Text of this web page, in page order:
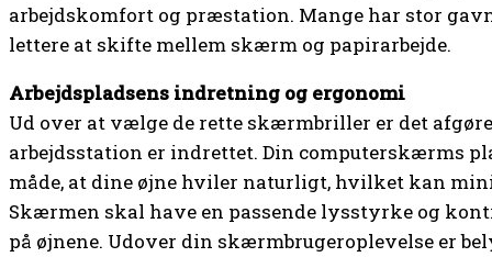
arbejdskomfort og præstation. Mange har stor
lettere at skifte mellem skærm og papirarbejde.
Arbejdspladsens indretning og ergonomi
Ud over at vælge de rette skærmbriller er det
arbejdsstation er indrettet. Din computerskærms
måde, at dine øjne hviler naturligt, hvilket kan
Skærmen skal have en passende lysstyrke og
på øjnene. Udover din skærmbrugeroplevelse er